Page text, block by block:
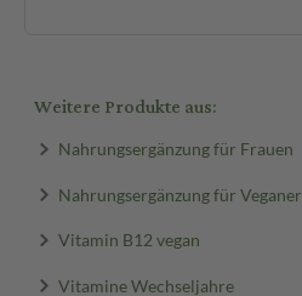
Weitere Produkte aus:
Nahrungsergänzung für Frauen
Nahrungsergänzung für Veganer
Vitamin B12 vegan
Vitamine Wechseljahre